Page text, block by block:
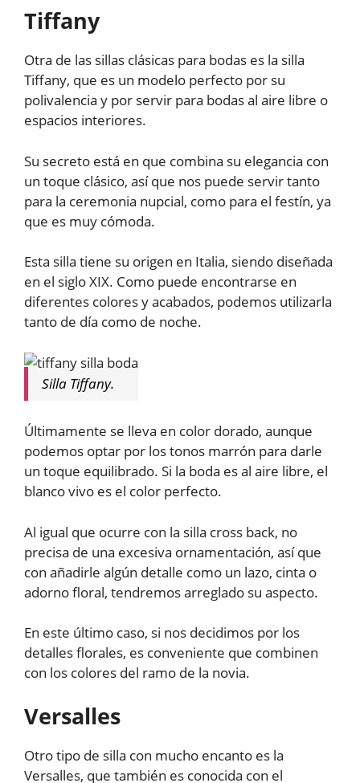
Tiffany
Otra de las sillas clásicas para bodas es la silla
Tiffany, que es un modelo perfecto por su
polivalencia y por servir para bodas al aire libre o
espacios interiores.
Su secreto está en que combina su elegancia con
un toque clásico, así que nos puede servir tanto
para la ceremonia nupcial, como para el festín, ya
que es muy cómoda.
Esta silla tiene su origen en Italia, siendo diseñada
en el siglo XIX. Como puede encontrarse en
diferentes colores y acabados, podemos utilizarla
tanto de día como de noche.
Silla Tiffany.
Últimamente se lleva en color dorado, aunque
podemos optar por los tonos marrón para darle
un toque equilibrado. Si la boda es al aire libre, el
blanco vivo es el color perfecto.
Al igual que ocurre con la silla cross back, no
precisa de una excesiva ornamentación, así que
con añadirle algún detalle como un lazo, cinta o
adorno floral, tendremos arreglado su aspecto.
En este último caso, si nos decidimos por los
detalles florales, es conveniente que combinen
con los colores del ramo de la novia.
Versalles
Otro tipo de silla con mucho encanto es la
Versalles, que también es conocida con el